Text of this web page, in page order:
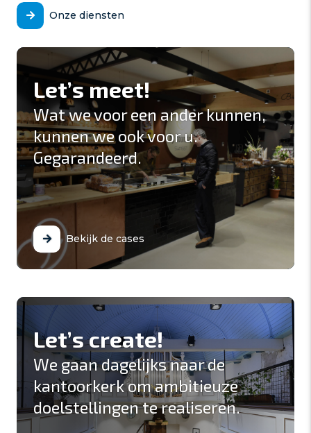
Onze diensten
Let’s meet!
Wat we voor een ander kunnen,
kunnen we ook voor u.
Gegarandeerd.
Bekijk de cases
Let’s create!
We gaan dagelijks naar de
kantoorkerk om ambitieuze
doelstellingen te realiseren.